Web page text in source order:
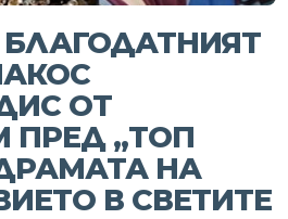
ОТ
ПРЕД „ТОП
НА
В СВЕТИТЕ